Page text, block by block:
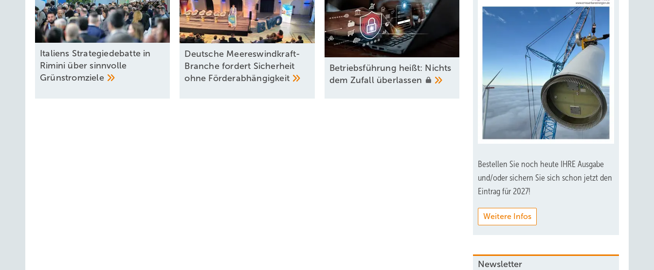
Italiens Strategiedebatte in
Rimini über sinnvolle
Grünstromziele
Deutsche Meereswindkraft-
Branche fordert Sicherheit
ohne Förderabhängigkeit
Betriebsführung heißt: Nichts
dem Zufall überlassen
Bestellen Sie noch heute IHRE Ausgabe
und/oder sichern Sie sich schon jetzt den
Eintrag für 2027!
Weitere Infos
Newsletter